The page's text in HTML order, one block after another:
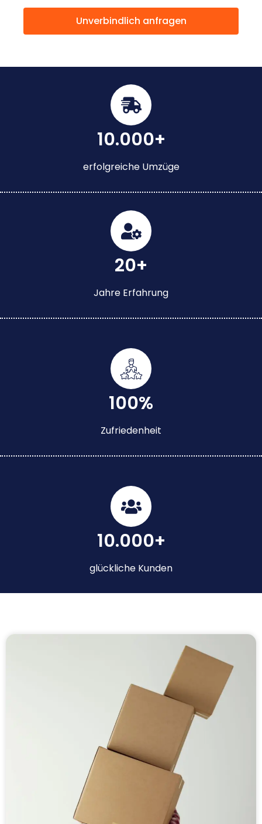
Unverbindlich anfragen
10.000+
erfolgreiche Umzüge
20+
Jahre Erfahrung
100%
Zufriedenheit
10.000+
glückliche Kunden